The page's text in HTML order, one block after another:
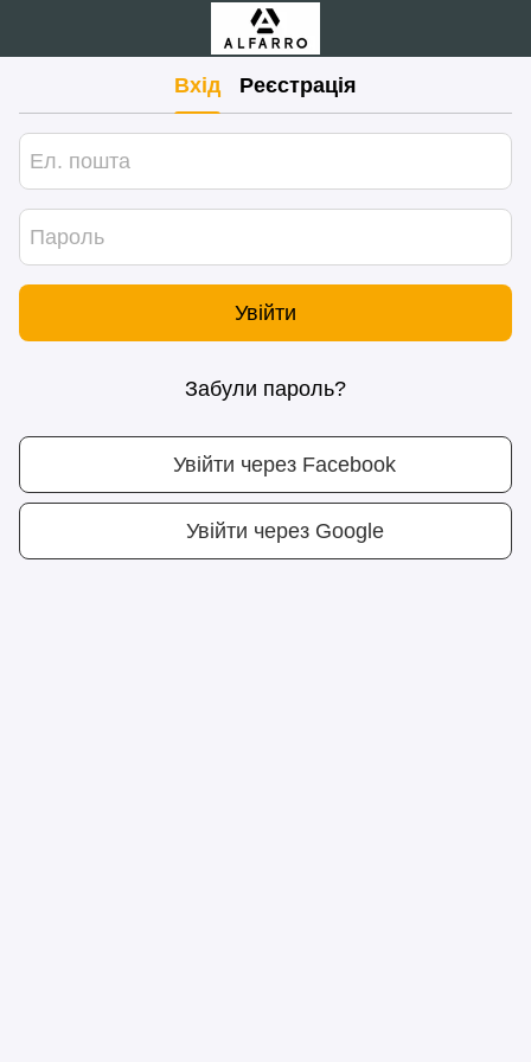
Вхід Реєстрація
Увійти
Забули пароль?
Увійти через Facebook
Увійти через Google